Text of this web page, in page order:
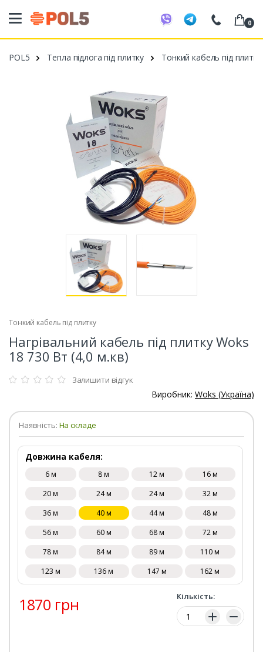
098 20 52 818
099 53 43 210
0
POL5 Тепла підлога під плитку Тонкий кабель під плитку
Тонкий кабель під плитку
Нагрівальний кабель під плитку Woks
18 730 Вт (4,0 м.кв)
Залишити відгук
Виробник: Woks (Україна)
Наявність: На складе
Довжина кабеля:
6 м 8 м 12 м
16 м
20 м
24 м 24 м
32 м
36 м
40 м 44 м
48 м
56 м
60 м 68 м
72 м
78 м
84 м 89 м
110 м
123 м
136 м 147 м 162 м
1870 грн Кількість:
Кількість: